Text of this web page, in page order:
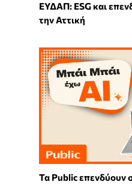
ΕΥΔΑΠ: ESG και
την Αττική
Τα Public επενδύουν